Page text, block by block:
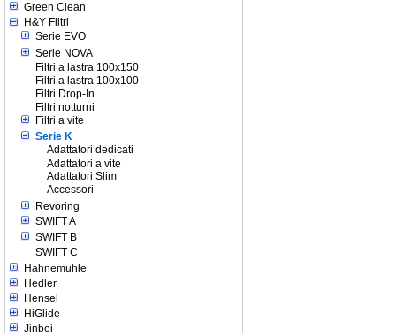
Green Clean
H&Y Filtri
Serie EVO
Serie NOVA
Filtri a lastra 100x150
Filtri a lastra 100x100
Filtri Drop-In
Filtri notturni
Filtri a vite
Serie K
Adattatori dedicati
Adattatori a vite
Adattatori Slim
Accessori
Revoring
SWIFT A
SWIFT B
SWIFT C
Hahnemuhle
Hedler
Hensel
HiGlide
Jinbei